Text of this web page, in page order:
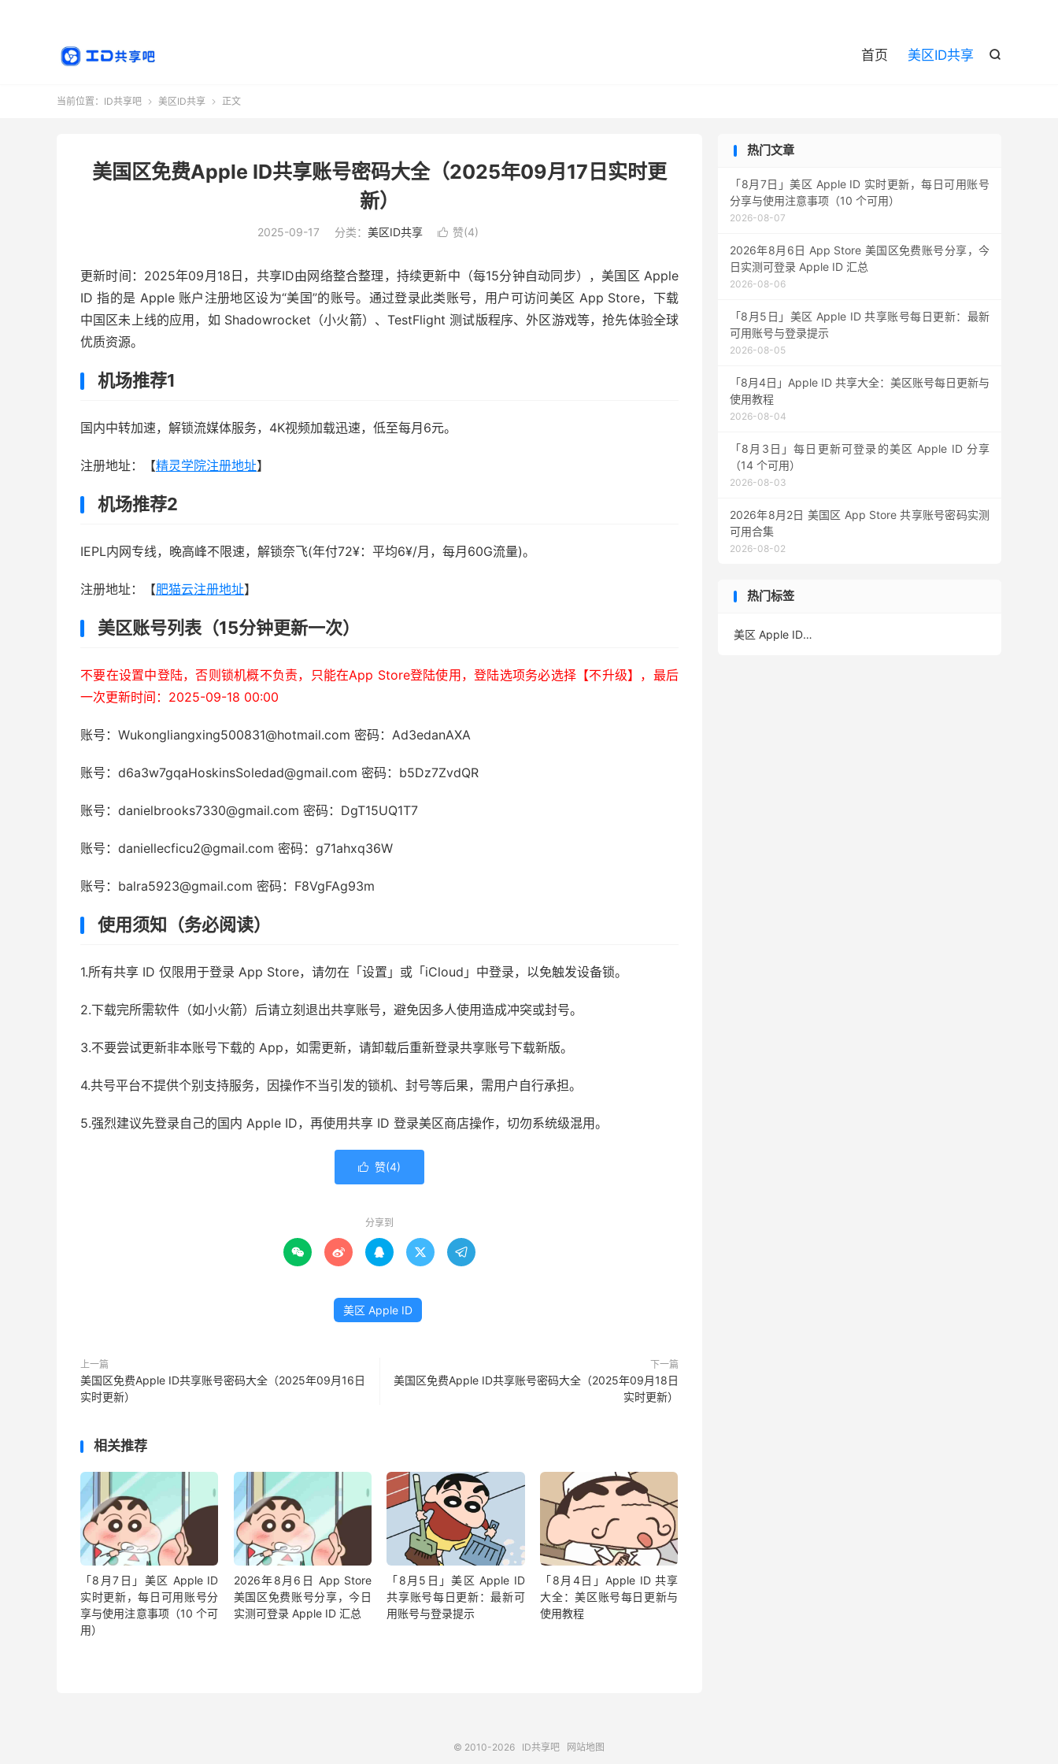

首页 美区ID共享
当前位置： ID共享吧  美区ID共享  正文
美国区免费Apple ID共享账号密码大全（2025年09月17日实时更
新）
2025-09-17 分类： 美区ID共享  赞(4)
更新时间：2025年09月18日，共享ID由网络整合整理，持续更新中（每15分钟自动同步），美国区 Apple
ID 指的是 Apple 账户注册地区设为“美国”的账号。通过登录此类账号，用户可访问美区 App Store，下载
中国区未上线的应用，如 Shadowrocket（小火箭）、TestFlight 测试版程序、外区游戏等，抢先体验全球
优质资源。
机场推荐1
国内中转加速，解锁流媒体服务，4K视频加载迅速，低至每月6元。
注册地址：【精灵学院注册地址】
机场推荐2
IEPL内网专线，晚高峰不限速，解锁奈飞(年付72¥：平均6¥/月，每月60G流量)。
注册地址：【肥猫云注册地址】
美区账号列表（15分钟更新一次）
不要在设置中登陆，否则锁机概不负责，只能在App Store登陆使用，登陆选项务必选择【不升级】，最后
一次更新时间：2025-09-18 00:00
账号：Wukongliangxing500831@hotmail.com 密码：Ad3edanAXA
账号：d6a3w7gqaHoskinsSoledad@gmail.com 密码：b5Dz7ZvdQR
账号：danielbrooks7330@gmail.com 密码：DgT15UQ1T7
账号：daniellecficu2@gmail.com 密码：g71ahxq36W
账号：balra5923@gmail.com 密码：F8VgFAg93m
使用须知（务必阅读）
1.所有共享 ID 仅限用于登录 App Store，请勿在「设置」或「iCloud」中登录，以免触发设备锁。
2.下载完所需软件（如小火箭）后请立刻退出共享账号，避免因多人使用造成冲突或封号。
3.不要尝试更新非本账号下载的 App，如需更新，请卸载后重新登录共享账号下载新版。
4.共号平台不提供个别支持服务，因操作不当引发的锁机、封号等后果，需用户自行承担。
5.强烈建议先登录自己的国内 Apple ID，再使用共享 ID 登录美区商店操作，切勿系统级混用。
 赞(4)
分享到
    
美区 Apple ID
上一篇
美国区免费Apple ID共享账号密码大全（2025年09月16日
实时更新）
下一篇
美国区免费Apple ID共享账号密码大全（2025年09月18日
实时更新）
相关推荐
「8月7日」美区 Apple ID
实时更新，每日可用账号分
享与使用注意事项（10 个可
用）
2026年8月6日 App Store
美国区免费账号分享，今日
实测可登录 Apple ID 汇总
「8月5日」美区 Apple ID
共享账号每日更新：最新可
用账号与登录提示
「8月4日」Apple ID 共享
大全：美区账号每日更新与
使用教程
热门文章
「8月7日」美区 Apple ID 实时更新，每日可用账号
分享与使用注意事项（10 个可用）
2026-08-07
2026年8月6日 App Store 美国区免费账号分享，今
日实测可登录 Apple ID 汇总
2026-08-06
「8月5日」美区 Apple ID 共享账号每日更新：最新
可用账号与登录提示
2026-08-05
「8月4日」Apple ID 共享大全：美区账号每日更新与
使用教程
2026-08-04
「8月3日」每日更新可登录的美区 Apple ID 分享
（14 个可用）
2026-08-03
2026年8月2日 美国区 App Store 共享账号密码实测
可用合集
2026-08-02
热门标签
美区 Apple ID(389)
© 2010-2026 ID共享吧 网站地图